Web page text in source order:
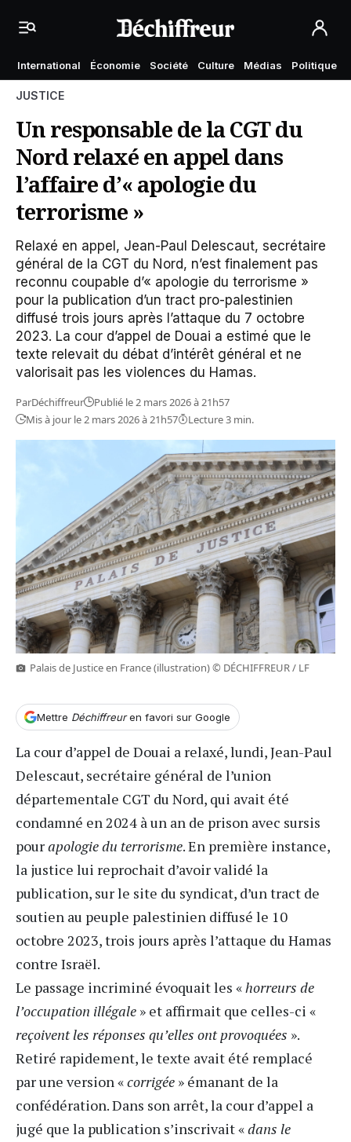
International Économie Société Culture Médias Politique
JUSTICE
Un responsable de la CGT du
Nord relaxé en appel dans
l’affaire d’« apologie du
terrorisme »
Relaxé en appel, Jean-Paul Delescaut, secrétaire
général de la CGT du Nord, n’est finalement pas
reconnu coupable d’« apologie du terrorisme »
pour la publication d’un tract pro-palestinien
diffusé trois jours après l’attaque du 7 octobre
2023. La cour d’appel de Douai a estimé que le
texte relevait du débat d’intérêt général et ne
valorisait pas les violences du Hamas.
ParDéchiffreur
Publié le 2 mars 2026 à 21h57
Mis à jour le 2 mars 2026 à 21h57
Lecture 3 min.
Palais de Justice en France (illustration) © DÉCHIFFREUR / LF
Mettre Déchiffreuren favori sur Google
La cour d’appel de Douai a relaxé, lundi, Jean-Paul
Delescaut, secrétaire général de l’union
départementale CGT du Nord, qui avait été
condamné en 2024 à un an de prison avec sursis
pourapologie du terrorisme. En première instance,
la justice lui reprochait d’avoir validé la
publication, sur le site du syndicat, d’un tract de
soutien au peuple palestinien diffusé le 10
octobre 2023, trois jours après l’attaque du Hamas
contre Israël.
Le passage incriminé évoquait les «horreurs de
l’occupation illégale » et affirmait que celles-ci «
reçoivent les réponses qu’elles ont provoquées ».
Retiré rapidement, le texte avait été remplacé
par une version «corrigée » émanant de la
confédération. Dans son arrêt, la cour d’appel a
jugé que la publication s’inscrivait «dans le